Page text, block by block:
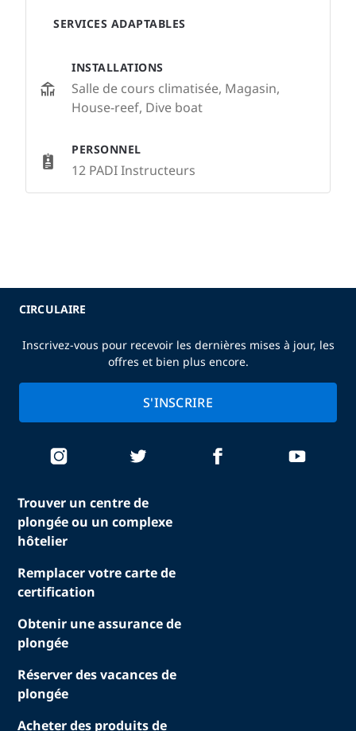
SERVICES ADAPTABLES
INSTALLATIONS
Salle de cours climatisée, Magasin,
House-reef, Dive boat
PERSONNEL
12 PADI Instructeurs
Trouver un centre de
plongée ou un complexe
hôtelier
Remplacer votre carte de
certification
Obtenir une assurance de
plongée
Réserver des vacances de
plongée
Acheter des produits de
CIRCULAIRE
Inscrivez-vous pour recevoir les dernières mises à jour, les
offres et bien plus encore.
S'INSCRIRE